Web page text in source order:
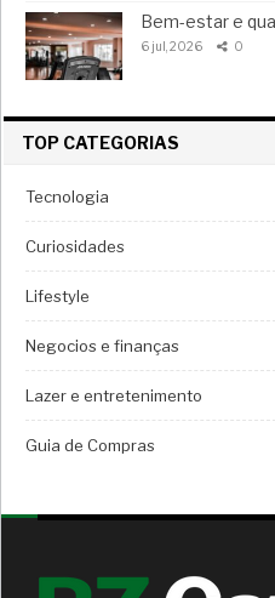
Bem-estar e
6 jul, 2026 0
TOP CATEGORIAS
Tecnologia
Curiosidades
Lifestyle
Negocios e finanças
Lazer e entretenimento
Guia de Compras